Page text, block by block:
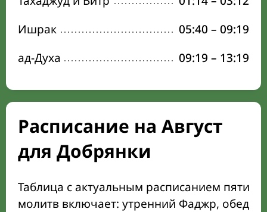
Ишрак
05:40 – 09:19
ад-Духа
09:19 – 13:19
Расписание на Август
для Добрянки
Таблица с актуальным расписанием пяти
молитв включает: утренний Фаджр,